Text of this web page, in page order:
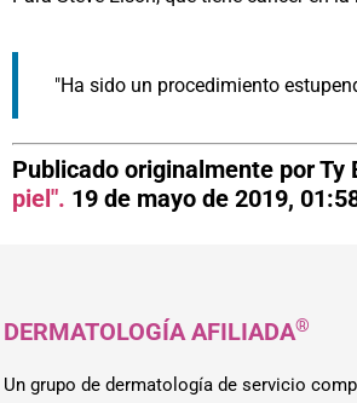
"Ha sido un procedimiento
Publicado originalmente por Ty
piel". 19 de mayo de 2019,
DERMATOLOGÍA AFILIADA®
Un grupo de dermatología de servicio